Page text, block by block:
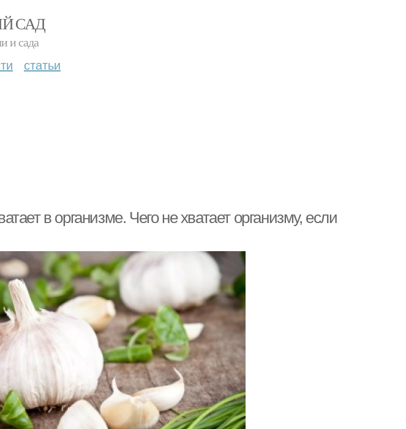
САД
и сада
статьи
в организме. Чего не хватает организму, если